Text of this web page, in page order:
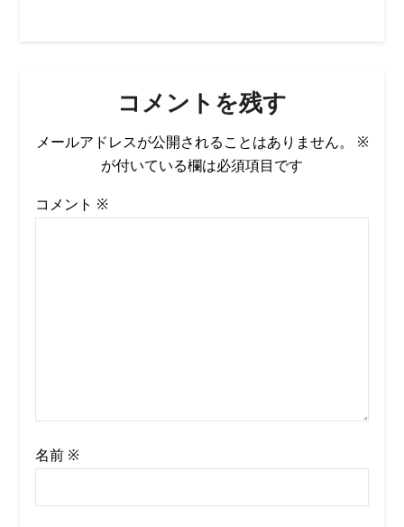
コメントを残す
メールアドレスが公開されることはありません。
※
が付いている欄は必須項目です
コメント ※
名前 ※